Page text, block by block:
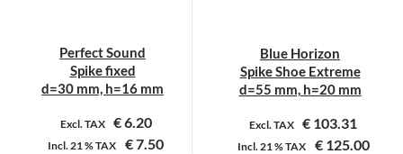
de
productpagina
de
productpagina
Perfect Sound
Spike fixed
d=30 mm, h=16 mm
Excl. TAX €6.20
Incl.21 %TAX €7.50
Blue Horizon
Spike Shoe Extreme
d=55 mm, h=20 mm
Excl. TAX € 103.31
Incl.21 %TAX €125.00